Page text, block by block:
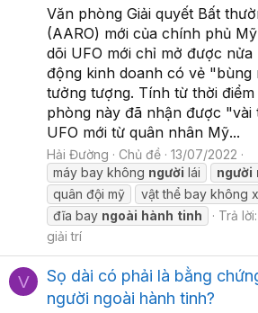
Văn phòng Giải quyết Bất
(AARO) mới của chính phủ
dõi UFO mới chỉ mở được
động kinh doanh có vẻ "bùng
tưởng tượng. Tính từ thời
phòng này đã nhận được "vài
UFO mới từ quân nhân Mỹ...
Hải Đường Chủ đề
13/07/2022
máy bay không người lái người
quân đội mỹ
vật thể bay không
đĩa bay ngoài hành tinh Trả
giải trí
V
Sọ dài có phải là bằng
người ngoài hành tinh?